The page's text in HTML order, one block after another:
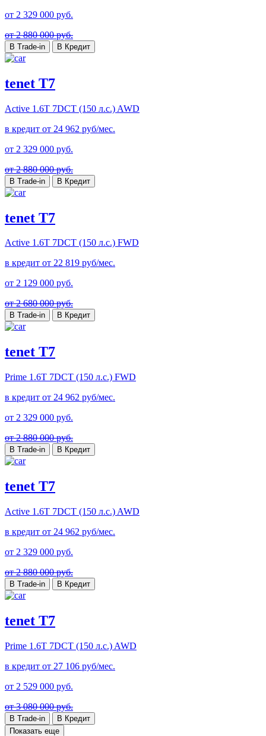
от 2 329 000 руб.
от 2 880 000 руб.
В Trade-in В Кредит
tenet T7
Active 1.6T 7DCT (150 л.с.) AWD
в кредит от 24 962 руб/мес.
от 2 329 000 руб.
от 2 880 000 руб.
В Trade-in В Кредит
tenet T7
Active 1.6T 7DCT (150 л.с.) FWD
в кредит от 22 819 руб/мес.
от 2 129 000 руб.
от 2 680 000 руб.
В Trade-in В Кредит
tenet T7
Prime 1.6T 7DCT (150 л.с.) FWD
в кредит от 24 962 руб/мес.
от 2 329 000 руб.
от 2 880 000 руб.
В Trade-in В Кредит
tenet T7
Active 1.6T 7DCT (150 л.с.) AWD
в кредит от 24 962 руб/мес.
от 2 329 000 руб.
от 2 880 000 руб.
В Trade-in В Кредит
tenet T7
Prime 1.6T 7DCT (150 л.с.) AWD
в кредит от 27 106 руб/мес.
от 2 529 000 руб.
от 3 080 000 руб.
В Trade-in
В Кредит
Показать еще